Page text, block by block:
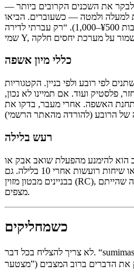
את השכנים הקרובים ביותר —
למעלה ולמטה — כשעוברים. הביאו
קופסת ממתקים קטנה (בסביבות ¥500–1,000). “רק עברתי לדירה X,
כללי מיון אשפה
לפי רובע ולפי בניין. הקטגוריות
פלסטיק ועוד. אם תמיינו לא נכון,
האשפה. אחרי מעבר, בדקו את
רעש בלילה
הוא להימנע מהפעלת שואב אבק או
מכונת כביסה, נגינה בכלי נגינה או שיחות רועשות אחרי 10 בלילה. גם
בבניינים מבטון מזוין (RC), הקול עובר בין קומות יותר ממה שהייתם
מצפים.
כשמחליקים
לא צריך להצליח בכל דבר. “sumimasen” פשוט (すみません / “אני